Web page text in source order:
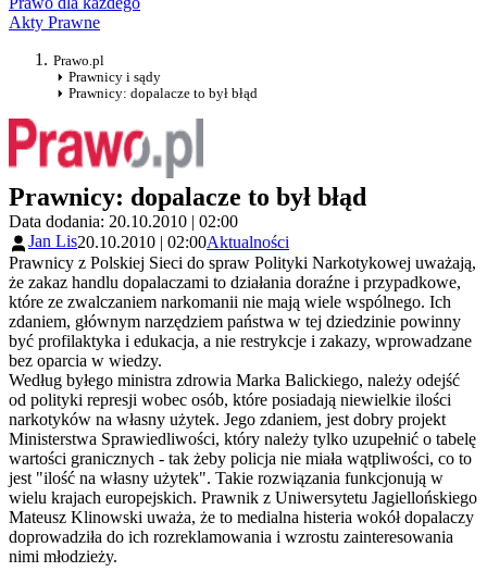
Akty Prawne
Prawo.pl
Prawnicy i sądy
Prawnicy: dopalacze to był błąd
Prawnicy: dopalacze to był błąd
Data dodania: 20.10.2010 | 02:00
Jan Lis20.10.2010 | 02:00Aktualności
Prawnicy z Polskiej Sieci do spraw Polityki Narkotykowej uważają,
że zakaz handlu dopalaczami to działania doraźne i przypadkowe,
które ze zwalczaniem narkomanii nie mają wiele wspólnego. Ich
zdaniem, głównym narzędziem państwa w tej dziedzinie powinny
być profilaktyka i edukacja, a nie restrykcje i zakazy, wprowadzane
bez oparcia w wiedzy.
Według byłego ministra zdrowia Marka Balickiego, należy odejść
od polityki represji wobec osób, które posiadają niewielkie ilości
narkotyków na własny użytek. Jego zdaniem, jest dobry projekt
Ministerstwa Sprawiedliwości, który należy tylko uzupełnić o tabelę
wartości granicznych - tak żeby policja nie miała wątpliwości, co to
jest "ilość na własny użytek". Takie rozwiązania funkcjonują w
wielu krajach europejskich. Prawnik z Uniwersytetu Jagiellońskiego
Mateusz Klinowski uważa, że to medialna histeria wokół dopalaczy
doprowadziła do ich rozreklamowania i wzrostu zainteresowania
nimi młodzieży.